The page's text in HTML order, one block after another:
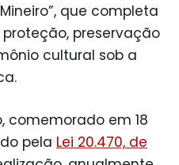
que completa
preservação
cultural sob a
comemorado em 18
pela Lei 20.470, de